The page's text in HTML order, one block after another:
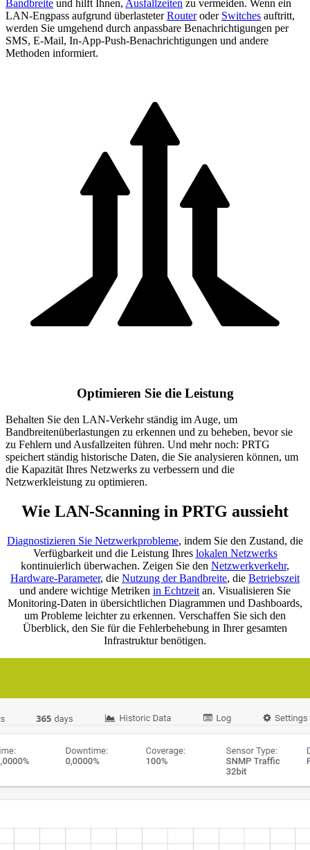
Bandbreite und hilft Ihnen, Ausfallzeiten zu vermeiden. Wenn ein
LAN-Engpass aufgrund überlasteterRouteroder Switches auftritt,
werden Sie umgehend durch anpassbare Benachrichtigungen per
SMS, E-Mail, In-App-Push-Benachrichtigungen und andere
Methoden informiert.
Optimieren Sie die Leistung
Behalten Sie den LAN-Verkehr ständig im Auge, um
Bandbreitenüberlastungen zu erkennen und zu beheben, bevor sie
zu Fehlern und Ausfallzeiten führen. Und mehr noch: PRTG
speichert ständig historische Daten, die Sie analysieren können, um
die Kapazität Ihres Netzwerks zu verbessern und die
Netzwerkleistung zu optimieren.
Wie LAN-Scanning in PRTG aussieht
Diagnostizieren Sie Netzwerkprobleme, indem Sie den Zustand, die
Verfügbarkeit und die Leistung Ihres lokalen Netzwerks
kontinuierlich überwachen. Zeigen Sie den Netzwerkverkehr,
Hardware-Parameter, die Nutzung der Bandbreite, die Betriebszeit
und andere wichtige Metriken in Echtzeit an. Visualisieren Sie
Monitoring-Daten in übersichtlichen Diagrammen und Dashboards,
um Probleme leichter zu erkennen. Verschaffen Sie sich den
Überblick, den Sie für die Fehlerbehebung in Ihrer gesamten
Infrastruktur benötigen.